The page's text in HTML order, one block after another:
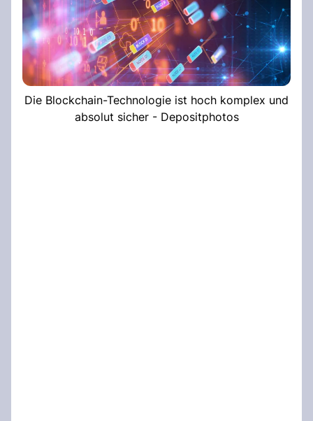
Die Blockchain-Technologie ist hoch komplex und
absolut sicher - Depositphotos